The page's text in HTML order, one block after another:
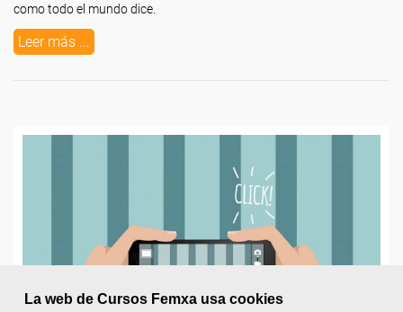
La web de Cursos Femxa usa cookies
como todo el mundo dice.
Leer más ...